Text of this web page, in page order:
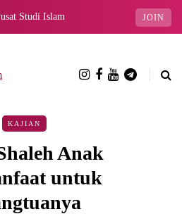
Studi Islam JOIN
KAJIAN
Anak
untuk